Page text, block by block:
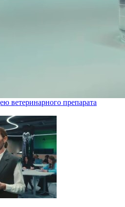
ветеринарного препарата